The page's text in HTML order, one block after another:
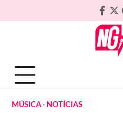
to
MÚSICA NOTÍCIAS